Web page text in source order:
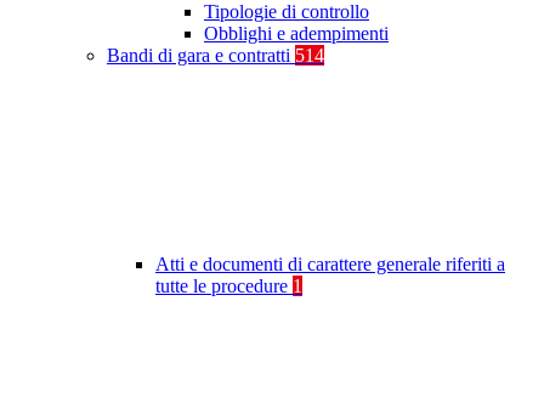
Tipologie di controllo
Obblighi e adempimenti
Bandi di gara e contratti 514
Atti e documenti di carattere generale riferiti a
tutte le procedure 1